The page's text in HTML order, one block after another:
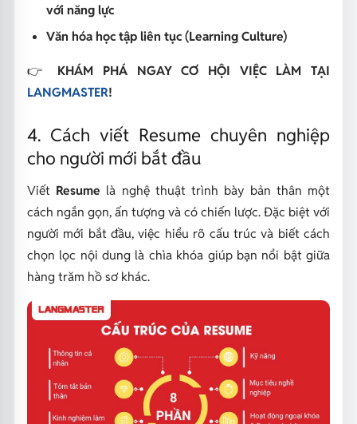
với năng lực
Văn hóa học tập liên tục (Learning Culture)
👉 KHÁM PHÁ NGAY CƠ HỘI VIỆC LÀM TẠI
LANGMASTER!
4. Cách viết Resume chuyên nghiệp
cho người mới bắt đầu
Viết Resume là nghệ thuật trình bày bản thân một
cách ngắn gọn, ấn tượng và có chiến lược. Đặc biệt với
người mới bắt đầu, việc hiểu rõ cấu trúc và biết cách
chọn lọc nội dung là chìa khóa giúp bạn nổi bật giữa
hàng trăm hồ sơ khác.